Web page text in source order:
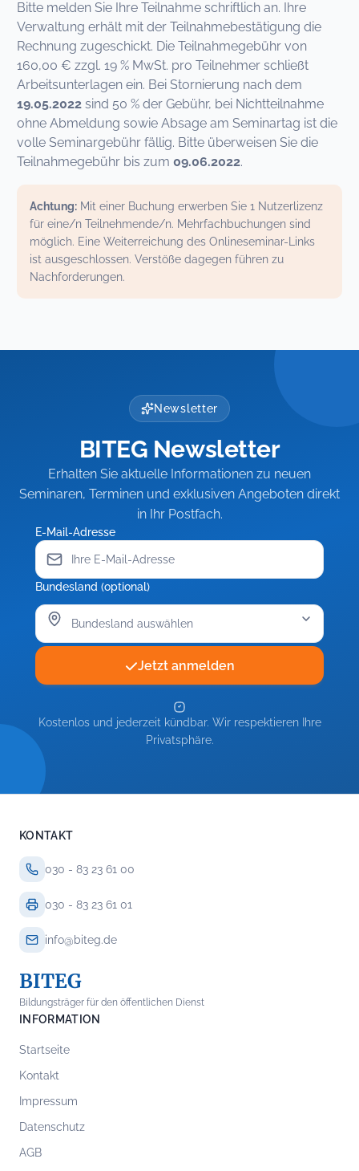
Bitte melden Sie Ihre Teilnahme schriftlich an. Ihre
Verwaltung erhält mit der Teilnahmebestätigung die
Rechnung zugeschickt. Die Teilnahmegebühr von
160,00 € zzgl. 19 % MwSt. pro Teilnehmer schließt
Arbeitsunterlagen ein. Bei Stornierung nach dem
19.05.2022 sind 50 % der Gebühr, bei Nichtteilnahme
ohne Abmeldung sowie Absage am Seminartag ist die
volle Seminargebühr fällig. Bitte überweisen Sie die
Teilnahmegebühr bis zum 09.06.2022.
Achtung: Mit einer Buchung erwerben Sie 1 Nutzerlizenz
für eine/n Teilnehmende/n. Mehrfachbuchungen sind
möglich. Eine Weiterreichung des Onlineseminar-Links
ist ausgeschlossen. Verstöße dagegen führen zu
Nachforderungen.
Newsletter
BITEG Newsletter
Erhalten Sie aktuelle Informationen zu neuen
Seminaren, Terminen und exklusiven Angeboten direkt
in Ihr Postfach.
E-Mail-Adresse
Bundesland (optional)
Jetzt anmelden
Kostenlos und jederzeit kündbar. Wir respektieren Ihre
Privatsphäre.
KONTAKT
030 - 83 23 61 00
030 - 83 23 61 01
info@biteg.de
BITEG
Bildungsträger für den öffentlichen Dienst
INFORMATION
Startseite
Kontakt
Impressum
Datenschutz
AGB